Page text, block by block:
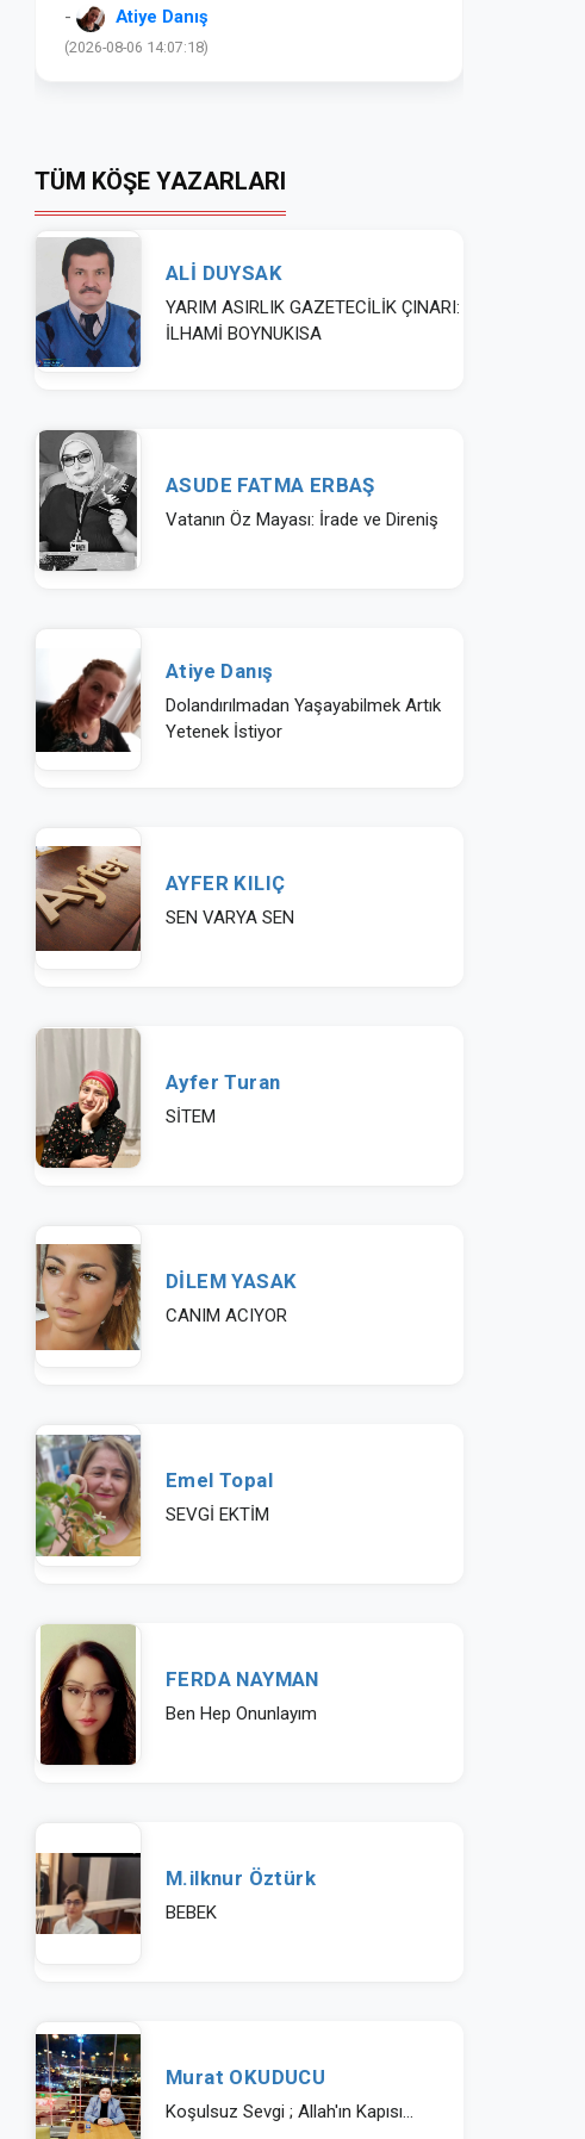
(2026-08-06 14:05:11)
YARIM ASIRLIK GAZETECİLİK ÇINARI:
İLHAMİ BOYNUKISA
Vatanın Öz Mayası: İrade ve Direniş
Dolandırılmadan Yaşayabilmek Artık
Yetenek İstiyor
SEN VARYA SEN
SİTEM
CANIM ACIYOR
SEVGİ EKTİM
Ben Hep Onunlayım
BEBEK
Koşulsuz Sevgi ; Allah'ın Kapısı...